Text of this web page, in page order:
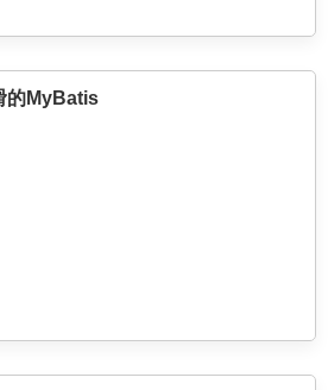
的MyBatis